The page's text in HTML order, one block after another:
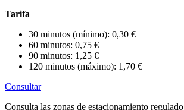
Tarifa
30 minutos (mínimo): 0,30 €
60 minutos: 0,75 €
90 minutos: 1,25 €
120 minutos (máximo): 1,70 €
Consultar
Consulta las zonas de estacionamiento regulado